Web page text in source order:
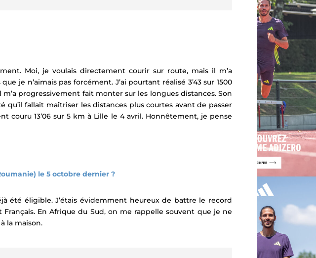
Moi, je voulais directement courir sur route, mais il m’a
je n’aimais pas forcément. J’ai pourtant réalisé 3’43 sur 1500
progressivement fait monter sur les longues distances. Son
fallait maîtriser les distances plus courtes avant de passer
couru 13’06 sur 5 km à Lille le 4 avril. Honnêtement, je pense
le 5 octobre dernier ?
été éligible. J’étais évidemment heureux de battre le record
En Afrique du Sud, on me rappelle souvent que je ne
la maison.